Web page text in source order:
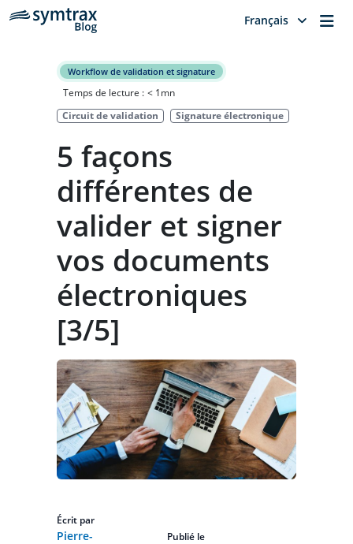
Français
Workflow de validation et signature
Temps de lecture : < 1mn
Circuit de validation
Signature électronique
5 façons
différentes de
valider et signer
vos documents
électroniques
[3/5]
Écrit par
Pierre-
Publié le